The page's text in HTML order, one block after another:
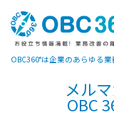
メル
OBC